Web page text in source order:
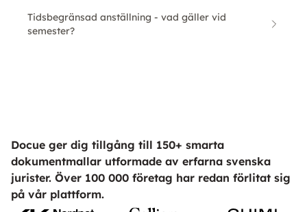
Tidsbegränsad anställning - vad gäller vid
semester?
Docue ger dig tillgång till 150+ smarta
dokumentmallar utformade av erfarna svenska
jurister. Över 100 000 företag har redan förlitat sig
på vår plattform.